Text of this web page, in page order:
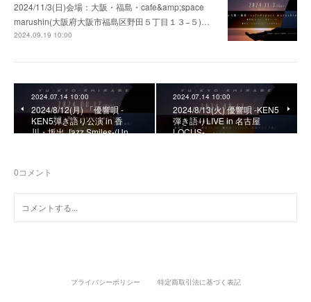
2024/11/3(日)会場：大阪・福島・cafe&amp;space
marushin(大阪府大阪市福島区野田５丁目１３−５)…
2024.09.19 10:00
2024.07.14 10:00
2024/8/12(月) 「優響唄 -
KEN5弾き語り公演 in 香
川・坂出 Jazz Smiles-(Un…
2024.07.14 10:00
2024/8/13(火) 優響唄 -KEN5
弾き語りLIVE in 名古屋
LOCUS-
0コメント
プライバシーポリシー 特定商取引法に基づく表記